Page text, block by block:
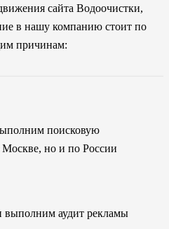
сайта Водоочистки,
в нашу компанию стоит по
причинам:
поисковую
но и по России
выполним аудит рекламы